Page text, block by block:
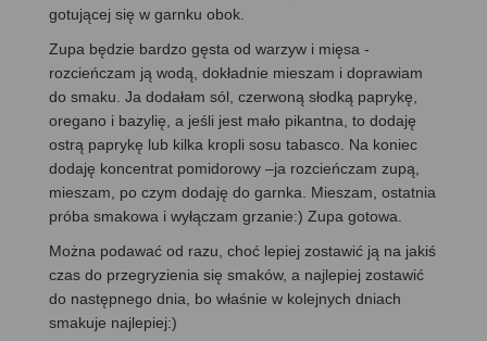
gotującej się w garnku obok.
Zupa będzie bardzo gęsta od warzyw i mięsa -
rozcieńczam ją wodą, dokładnie mieszam i doprawiam
do smaku. Ja dodałam sól, czerwoną słodką paprykę,
oregano i bazylię, a jeśli jest mało pikantna, to dodaję
ostrą paprykę lub kilka kropli sosu tabasco. Na koniec
dodaję koncentrat pomidorowy –ja rozcieńczam zupą,
mieszam, po czym dodaję do garnka. Mieszam, ostatnia
próba smakowa i wyłączam grzanie:) Zupa gotowa.
Można podawać od razu, choć lepiej zostawić ją na jakiś
czas do przegryzienia się smaków, a najlepiej zostawić
do następnego dnia, bo właśnie w kolejnych dniach
smakuje najlepiej:)